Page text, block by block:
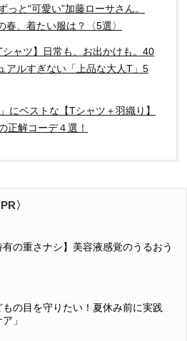
っと“可愛い”加藤ローサさん。
春、着たい服は？〈5選〉
シャツ】日常も、お出かけも。40
アルすぎない「上品な大人T」5
にベストな【Tシャツ＋羽織り】
正解コーデ４選！
〉
有の重さナシ】美容液感覚のうるおう
もの目を守りたい！夏休み前に実践
」